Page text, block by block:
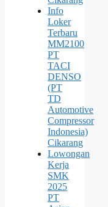
Info
Loker
Terbaru
MM2100
PT
TACI
DENSO
(PT
TD
Automotive
Compressor
Indonesia)
Cikarang
Lowongan
Kerja
SMK
2025
PT